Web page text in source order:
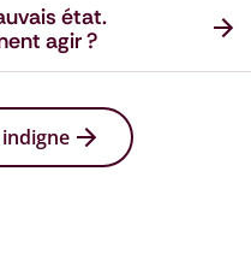
état.
agir ?